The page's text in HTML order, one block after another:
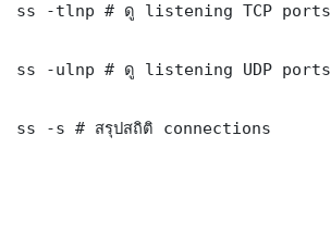
ss -tlnp # ดู listening TCP ports
ss -ulnp # ดู listening UDP ports
ss -s # สรุปสถิติ connections